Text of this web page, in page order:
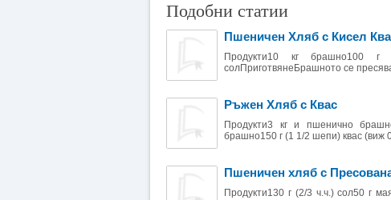
Подобни статии
Пшеничен Хляб с Кисел
Продукти10 кг брашно100
солПриготвянеБрашното се
Ръжен Хляб с Квас
Продукти3 кг и пшенично
брашно150 г (1 1/2 шепи) квас (виж
Пшеничен хляб с
Продукти130 г (2/3 ч.ч.) сол50 г